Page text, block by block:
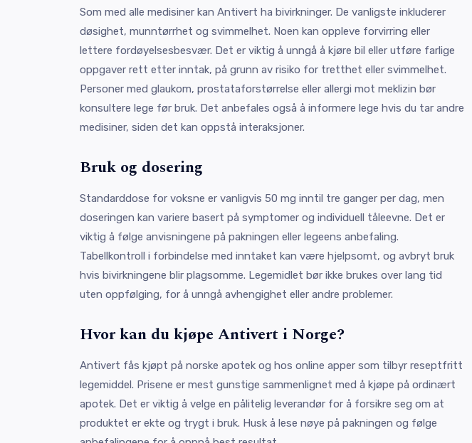
Som med alle medisiner kan Antivert ha bivirkninger. De vanligste inkluderer
døsighet, munntørrhet og svimmelhet. Noen kan oppleve forvirring eller
lettere fordøyelsesbesvær. Det er viktig å unngå å kjøre bil eller utføre farlige
oppgaver rett etter inntak, på grunn av risiko for tretthet eller svimmelhet.
Personer med glaukom, prostataforstørrelse eller allergi mot meklizin bør
konsultere lege før bruk. Det anbefales også å informere lege hvis du tar andre
medisiner, siden det kan oppstå interaksjoner.
Bruk og dosering
Standarddose for voksne er vanligvis 50 mg inntil tre ganger per dag, men
doseringen kan variere basert på symptomer og individuell tåleevne. Det er
viktig å følge anvisningene på pakningen eller legeens anbefaling.
Tabellkontroll i forbindelse med inntaket kan være hjelpsomt, og avbryt bruk
hvis bivirkningene blir plagsomme. Legemidlet bør ikke brukes over lang tid
uten oppfølging, for å unngå avhengighet eller andre problemer.
Hvor kan du kjøpe Antivert i Norge?
Antivert fås kjøpt på norske apotek og hos online apper som tilbyr reseptfritt
legemiddel. Prisene er mest gunstige sammenlignet med å kjøpe på ordinært
apotek. Det er viktig å velge en pålitelig leverandør for å forsikre seg om at
produktet er ekte og trygt i bruk. Husk å lese nøye på pakningen og følge